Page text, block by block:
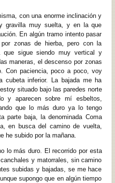
con una enorme inclinación y
gravilla muy suelta, y en la que
En algún tramo intento pasar
zonas de hierba, pero con la
que sigue siendo muy vertical y
maneras, el descenso por zonas
Con paciencia, poco a poco, voy
cubeta inferior. La bajada me ha
situado bajo las paredes norte
y aparecen sobre mí esbeltos,
que lo más duro ya lo tengo
parte baja, la denominada Coma
en busca del camino de vuelta,
he subido por la mañana.
lo más duro. El recorrido por esta
y matorrales, sin camino
subidas y bajadas, se me hace
supongo que en algún tiempo